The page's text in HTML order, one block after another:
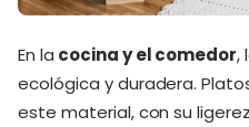
En la cocina y el comedor,
ecológica y duradera.
este material, con su